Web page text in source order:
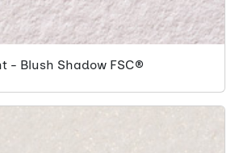
- Blush Shadow FSC®